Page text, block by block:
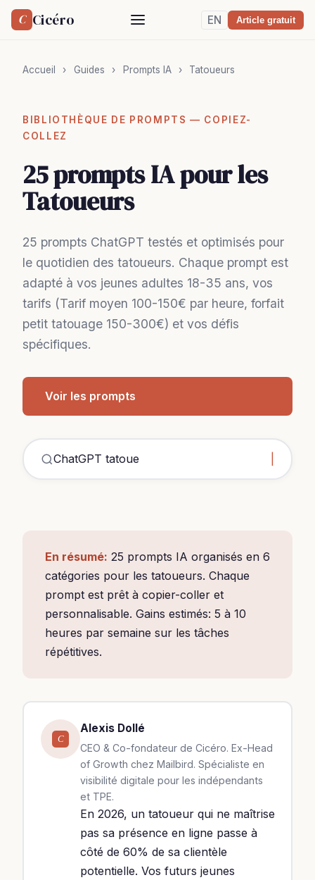
C Cicéro EN Article gratuit
Accueil › Guides › Prompts IA › Tatoueurs
BIBLIOTHÈQUE DE PROMPTS — COPIEZ-
COLLEZ
25 prompts IA pour les
Tatoueurs
25 prompts ChatGPT testés et optimisés pour
le quotidien des tatoueurs. Chaque prompt est
adapté à vos jeunes adultes 18-35 ans, vos
tarifs (Tarif moyen 100-150€ par heure, forfait
petit tatouage 150-300€) et vos défis
spécifiques.
Voir les prompts
ChatGPT tatoueurs exemp
En résumé: 25 prompts IA organisés en 6
catégories pour les tatoueurs. Chaque
prompt est prêt à copier-coller et
personnalisable. Gains estimés: 5 à 10
heures par semaine sur les tâches
répétitives.
C
Alexis Dollé
CEO & Co-fondateur de Cicéro. Ex-Head
of Growth chez Mailbird. Spécialiste en
visibilité digitale pour les indépendants
et TPE.
En 2026, un tatoueur qui ne maîtrise
pas sa présence en ligne passe à
côté de 60% de sa clientèle
potentielle. Vos futurs jeunes